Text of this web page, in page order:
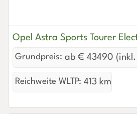
Opel Astra Sports Tourer
Grundpreis: ab € 43490 (inkl.
Reichweite WLTP: 413 km